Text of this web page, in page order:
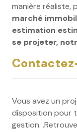
manière réaliste,
marché
estimation
se projeter,
Vous avez un
disposition pour
gestion.